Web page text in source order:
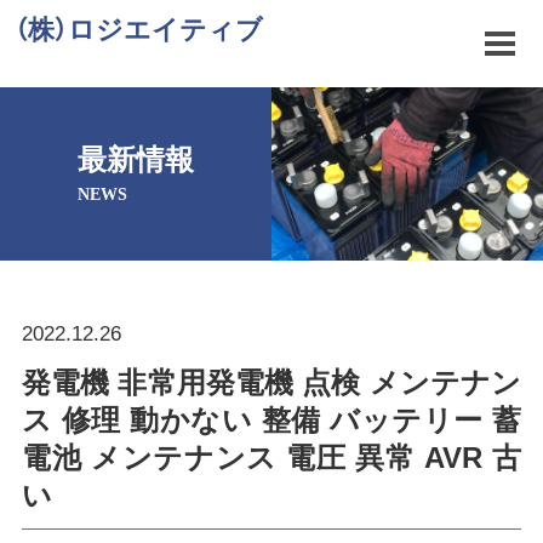
（株）ロジエイティブ
最新情報
NEWS
2022.12.26
発電機 非常用発電機 点検 メンテナン
ス 修理 動かない 整備 バッテリー 蓄
電池 メンテナンス 電圧 異常 AVR 古
い